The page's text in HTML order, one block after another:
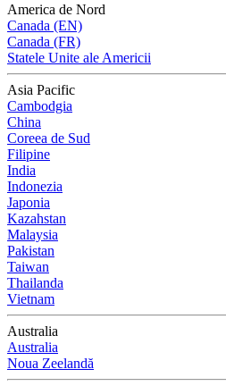
America de Nord
Canada (EN)
Canada (FR)
Statele Unite ale Americii
Asia Pacific
Cambodgia
China
Coreea de Sud
Filipine
India
Indonezia
Japonia
Kazahstan
Malaysia
Pakistan
Taiwan
Thailanda
Vietnam
Australia
Australia
Noua Zeelandă